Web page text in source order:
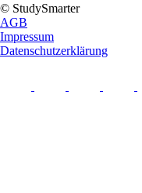
© StudySmarter
AGB
Impressum
Datenschutzerklärung